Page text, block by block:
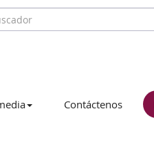
Contáctenos